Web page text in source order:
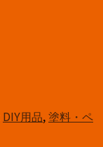
DIY用品,塗料・ペ